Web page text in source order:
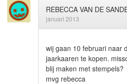
REBECCA VAN DE
januari 2013
wij gaan 10 februari naar
jaarkaaren te kopen.
blij maken met stempels?
mvg rebecca